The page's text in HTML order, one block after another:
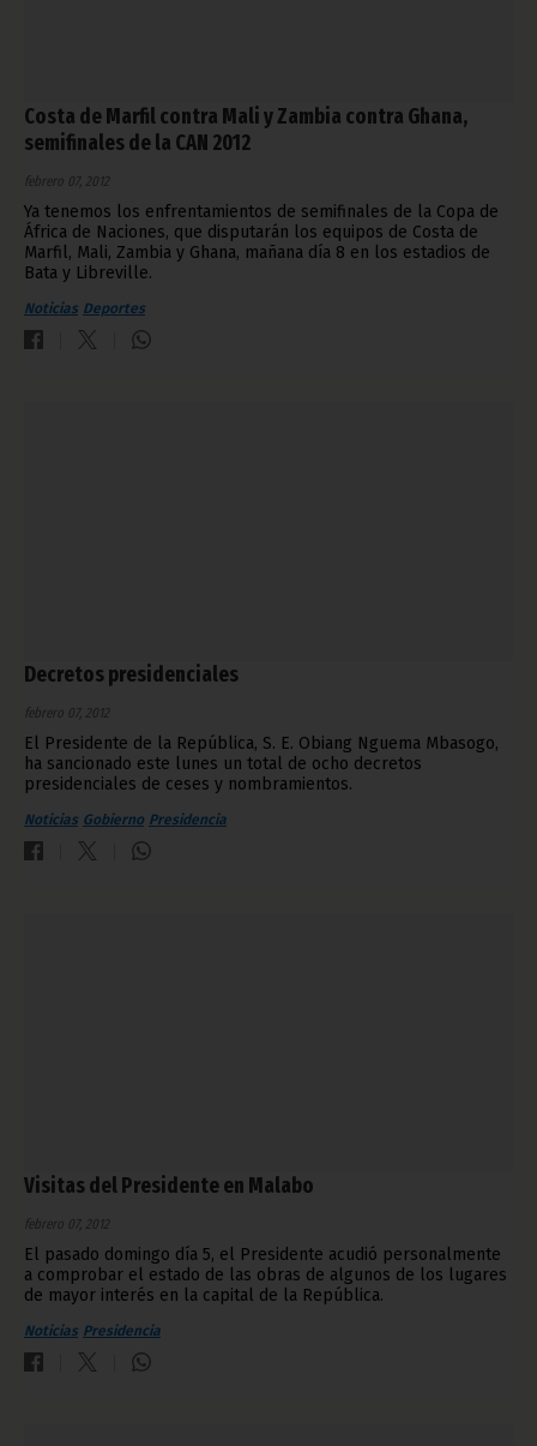
Costa de Marfil contra Mali y Zambia contra Ghana,
semifinales de la CAN 2012
febrero 07, 2012
Ya tenemos los enfrentamientos de semifinales de la Copa de
África de Naciones, que disputarán los equipos de Costa de
Marfil, Mali, Zambia y Ghana, mañana día 8 en los estadios de
Bata y Libreville.
Noticias Deportes
Decretos presidenciales
febrero 07, 2012
El Presidente de la República, S. E. Obiang Nguema Mbasogo,
ha sancionado este lunes un total de ocho decretos
presidenciales de ceses y nombramientos.
Noticias Gobierno Presidencia
Visitas del Presidente en Malabo
febrero 07, 2012
El pasado domingo día 5, el Presidente acudió personalmente
a comprobar el estado de las obras de algunos de los lugares
de mayor interés en la capital de la República.
Noticias Presidencia